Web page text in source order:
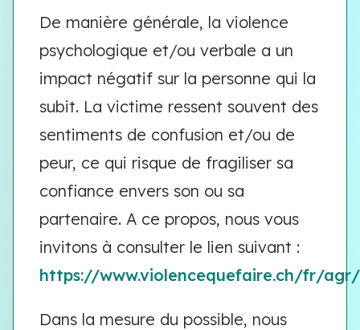
De manière générale, la violence
psychologique et/ou verbale a un
impact négatif sur la personne qui la
subit. La victime ressent souvent des
sentiments de confusion et/ou de
peur, ce qui risque de fragiliser sa
confiance envers son ou sa
partenaire. A ce propos, nous vous
invitons à consulter le lien suivant :
https://www.violencequefaire.ch/fr/
Dans la mesure du possible, nous